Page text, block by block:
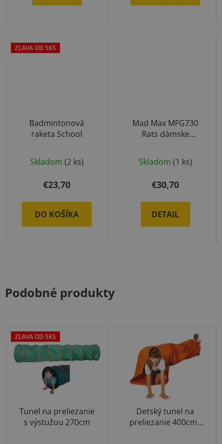
ZĽAVA OD 5KS
Badmintonová
raketa School
Skladom (2 ks)
€23,70
DO KOŠÍKA
Mad Max MFG730
Rats dámske
s kryštálmi
Swarovski zelené
Skladom (1 ks)
€30,70
DETAIL
Podobné produkty
ZĽAVA OD 5KS
Tunel na preliezanie
s výstužou 270cm
Detský tunel na
preliezanie 400cm -